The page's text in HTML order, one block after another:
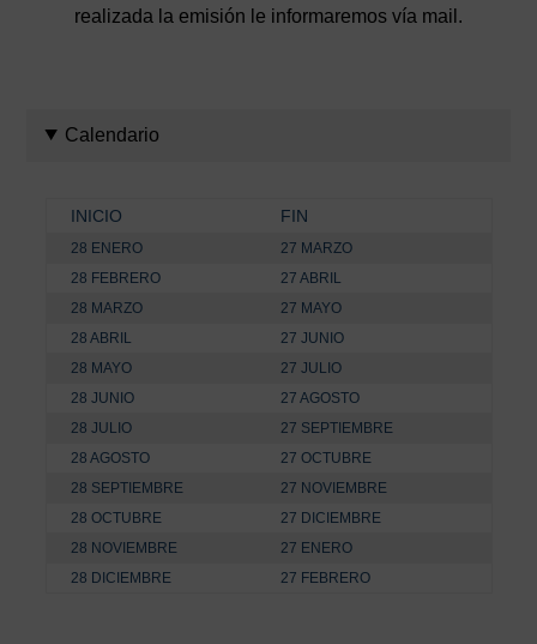
realizada la emisión le informaremos vía mail.
Calendario
INICIO FIN
28 ENERO
27 MARZO
28 FEBRERO
27 ABRIL
28 MARZO
27 MAYO
28 ABRIL
27 JUNIO
28 MAYO
27 JULIO
28 JUNIO
27 AGOSTO
28 JULIO
27 SEPTIEMBRE
28 AGOSTO
27 OCTUBRE
28 SEPTIEMBRE
27 NOVIEMBRE
28 OCTUBRE
27 DICIEMBRE
28 NOVIEMBRE
27 ENERO
28 DICIEMBRE
27 FEBRERO